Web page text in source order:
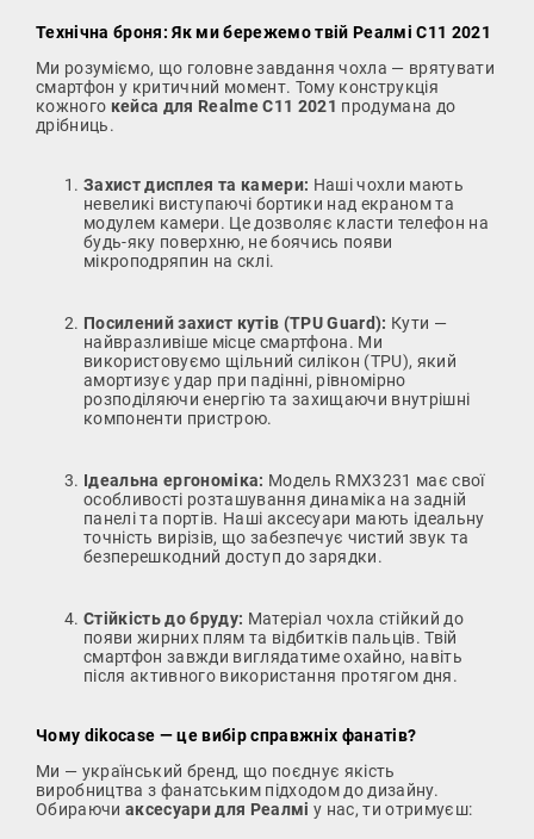
Технічна броня: Як ми бережемо твій Реалмі С11 2021
Ми розуміємо, що головне завдання чохла — врятувати
смартфон у критичний момент. Тому конструкція
кожного кейса для Realme C11 2021 продумана до
дрібниць.
Захист дисплея та камери: Наші чохли мають
невеликі виступаючі бортики над екраном та
модулем камери. Це дозволяє класти телефон на
будь-яку поверхню, не боячись появи
мікроподряпин на склі.
Посилений захист кутів (TPU Guard): Кути —
найвразливіше місце смартфона. Ми
використовуємо щільний силікон (TPU), який
амортизує удар при падінні, рівномірно
розподіляючи енергію та захищаючи внутрішні
компоненти пристрою.
Ідеальна ергономіка: Модель RMX3231 має свої
особливості розташування динаміка на задній
панелі та портів. Наші аксесуари мають ідеальну
точність вирізів, що забезпечує чистий звук та
безперешкодний доступ до зарядки.
Стійкість до бруду: Матеріал чохла стійкий до
появи жирних плям та відбитків пальців. Твій
смартфон завжди виглядатиме охайно, навіть
після активного використання протягом дня.
Чому dikocase — це вибір справжніх фанатів?
Ми — український бренд, що поєднує якість
виробництва з фанатським підходом до дизайну.
Обираючи аксесуари для Реалмі у нас, ти отримуєш: